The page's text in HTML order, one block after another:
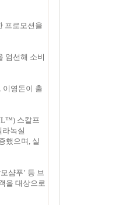
프로모션을
엄선해 소비
이영돈이 출
스칼프
라녹실
했으며, 실
샴푸’ 등 브
을 대상으로